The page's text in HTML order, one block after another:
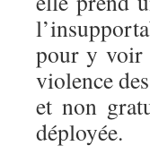
pour y voir
violence
et non
déployée.